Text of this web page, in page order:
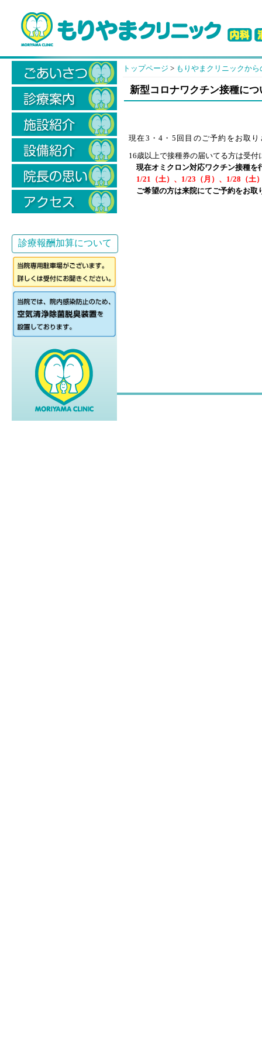
診療報酬加算について
トップページ > もりやまクリニックか
新型コロナワクチン接種につ
現在3・4・5回目のご予約をお取
16歳以上で接種券の届いてる方は受
現在オミクロン対応ワクチン接種を
1/21（土）、1/23（月）、1/28（土
ご希望の方は来院にてご予約をお取